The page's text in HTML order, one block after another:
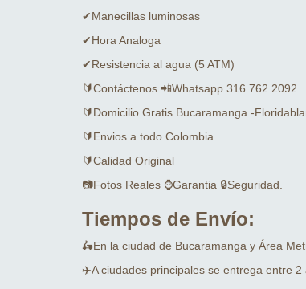
✔Manecillas luminosas
✔Hora Analoga
✔Resistencia al agua (5 ATM)
🔰Contáctenos 📲Whatsapp 316 762 2092
🔰Domicilio Gratis Bucaramanga -
🔰Envios a todo Colombia
🔰Calidad Original
📷Fotos Reales ⌚Garantia 🔒Seguridad.
Tiempos de Envío:
🛵En la ciudad de Bucaramanga y Área
✈️A ciudades principales se entrega entre 2